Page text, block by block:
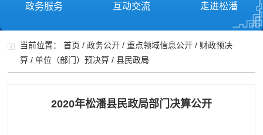
政务服务 互动交流 走进松潘
当前位置：首页 /政务公开 /重点领域信息公开 / 财政预决
算 /单位（部门）预决算 /县民政局
2020年松潘县民政局部门决算公开